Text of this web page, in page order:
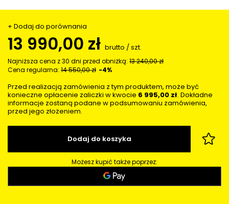
+ Dodaj do porównania
13 990,00 zł brutto / szt.
Najniższa cena z 30 dni przed obniżką: 13 240,00 zł
Cena regularna: 14 550,00 zł -4%
Przed realizacją zamówienia z tym produktem, może być
konieczne opłacenie zaliczki w kwocie 6 995,00 zł. Dokładne
informacje zostaną podane w podsumowaniu zamówienia,
przed jego złożeniem.
Dodaj do koszyka
Możesz kupić także poprzez: